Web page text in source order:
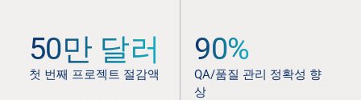
전 과정의 결과물 개선
50만 달러
첫 번째 프로젝트 절감액
90%
QA/품질 관리 정확성 향
상